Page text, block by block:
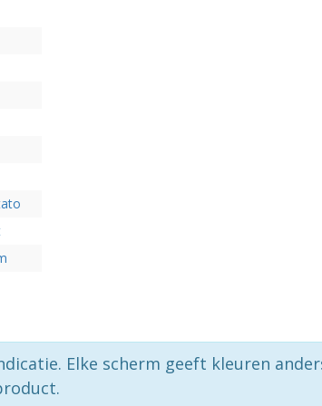
Elke scherm geeft kleuren